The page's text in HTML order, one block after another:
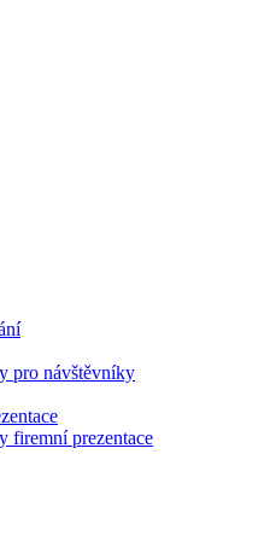
pro návštěvníky
firemní prezentace